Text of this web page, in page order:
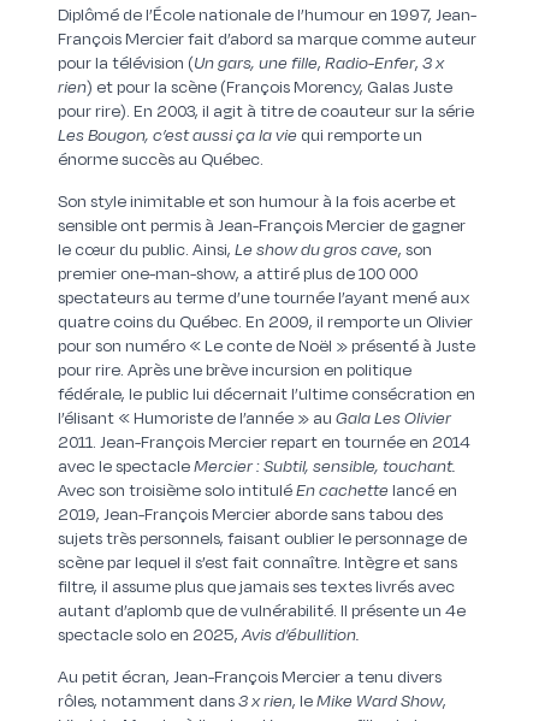
Diplômé de l’École nationale de l’humour en 1997, Jean-
François Mercier fait d’abord sa marque comme auteur
pour la télévision (Un gars, une fille, Radio-Enfer, 3 x
rien) et pour la scène (François Morency, Galas Juste
pour rire). En 2003, il agit à titre de coauteur sur la série
Les Bougon, c’est aussi ça la vie qui remporte un
énorme succès au Québec.
Son style inimitable et son humour à la fois acerbe et
sensible ont permis à Jean-François Mercier de gagner
le cœur du public. Ainsi, Le show du gros cave, son
premier one-man-show, a attiré plus de 100 000
spectateurs au terme d’une tournée l’ayant mené aux
quatre coins du Québec. En 2009, il remporte un Olivier
pour son numéro « Le conte de Noël » présenté à Juste
pour rire. Après une brève incursion en politique
fédérale, le public lui décernait l’ultime consécration en
l’élisant « Humoriste de l’année » au Gala Les Olivier
2011. Jean-François Mercier repart en tournée en 2014
avec le spectacleMercier : Subtil, sensible, touchant.
Avec son troisième solo intituléEn cachette lancé en
2019, Jean-François Mercier aborde sans tabou des
sujets très personnels, faisant oublier le personnage de
scène par lequel il s’est fait connaître. Intègre et sans
filtre, il assume plus que jamais ses textes livrés avec
autant d’aplomb que de vulnérabilité. Il présente un 4e
spectacle solo en 2025,Avis d’ébullition.
Au petit écran, Jean-François Mercier a tenu divers
rôles, notamment dans3 x rien, leMike Ward Show,